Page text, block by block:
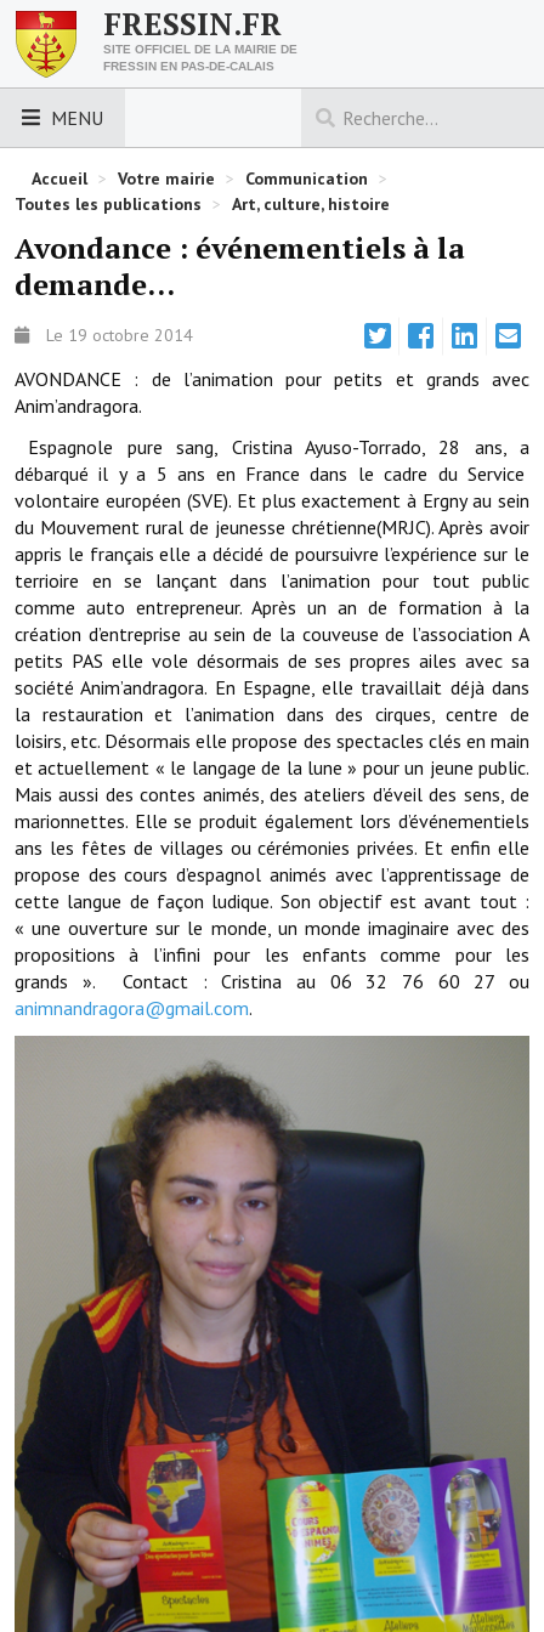
FRESSIN.FR
SITE OFFICIEL DE LA MAIRIE DE
FRESSIN EN PAS-DE-CALAIS
MENU
LES ESSENTIELS
Découvrez Fressin
Venir à Fressin
Urbanisme
Nous contacter
Les foulées fressinoises
ACCÈS RAPIDE
Démarches administratives
Projets et travaux en cours
Fêtes et manifestations
Numéros d'urgence
Terrains et maisons à vendre
VOTRE MAIRIE
Elus et agents
L'équipe municipale
Le personnel municipal
Note de synthèse financière
Rapport d'orientation budgétaire
Actions et projets
Projets et travaux en cours
Procès verbaux des conseils municipaux
Communication
Le bulletin municipal : Fressinfo & Le Fressinois
Toutes les publications
Le village dans l'intercommunalité
Communauté de communes
Autres groupements
Accueil > Votre mairie > Communication >
Toutes les publications > Art, culture, histoire
Avondance : événementiels à la
demande...
Le 19 octobre 2014
AVONDANCE : de l’animation pour petits et grands avec
Anim’andragora.
Espagnole pure sang, Cristina Ayuso-Torrado, 28 ans, a
débarqué il y a 5 ans en France dans le cadre du Service
volontaire européen (SVE). Et plus exactement à Ergny au sein
du Mouvement rural de jeunesse chrétienne(MRJC). Après avoir
appris le français elle a décidé de poursuivre l’expérience sur le
terrioire en se lançant dans l’animation pour tout public
comme auto entrepreneur. Après un an de formation à la
création d’entreprise au sein de la couveuse de l’association A
petits PAS elle vole désormais de ses propres ailes avec sa
société Anim’andragora. En Espagne, elle travaillait déjà dans
la restauration et l’animation dans des cirques, centre de
loisirs, etc. Désormais elle propose des spectacles clés en main
et actuellement « le langage de la lune » pour un jeune public.
Mais aussi des contes animés, des ateliers d’éveil des sens, de
marionnettes. Elle se produit également lors d’événementiels
ans les fêtes de villages ou cérémonies privées. Et enfin elle
propose des cours d’espagnol animés avec l’apprentissage de
cette langue de façon ludique. Son objectif est avant tout :
« une ouverture sur le monde, un monde imaginaire avec des
propositions à l’infini pour les enfants comme pour les
grands ». Contact : Cristina au 06 32 76 60 27 ou
animnandragora@gmail.com.